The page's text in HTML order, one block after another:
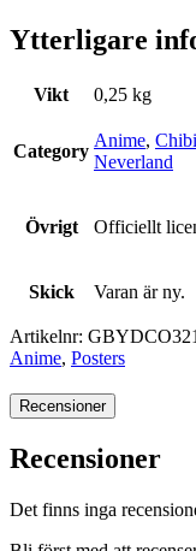
Ytterligare
Vikt 0,25 kg
Category
Anime,
Neverland
Övrigt Officiellt
Skick Varan är ny.
Artikelnr: GBYDCO321
Anime, Posters
Recensioner
Recensioner
Det finns inga